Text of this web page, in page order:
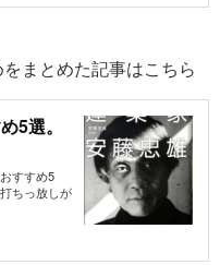
まとめた記事はこちら
5選。
すすめ5
ちっ放しが